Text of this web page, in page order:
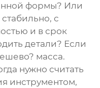
формы? Или
с
и в срок
детали? Если
масса.
нужно считать
инструментом,